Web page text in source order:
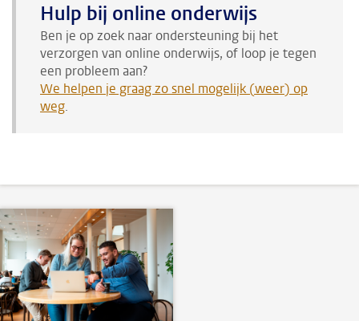
Hulp bij online onderwijs
Ben je op zoek naar ondersteuning bij het
verzorgen van online onderwijs, of loop je tegen
een probleem aan?
We helpen je graag zo snel mogelijk (weer) op
weg.